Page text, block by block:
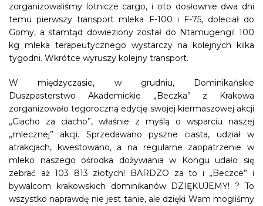
zorganizowaliśmy lotnicze cargo, i oto dosłownie dwa dni
temu pierwszy transport mleka F-100 i F-75, doleciał do
Gomy, a stamtąd dowieziony został do Ntamugengi! 100
kg mleka terapeutycznego wystarczy na kolejnych kilka
tygodni. Wkrótce wyruszy kolejny transport.
W międzyczasie, w grudniu, Dominikańskie
Duszpasterstwo Akademickie „Beczka” z Krakowa
zorganizowało tegoroczną edycję swojej kiermaszowej akcji
„Ciacho za ciacho”, właśnie z myślą o wsparciu naszej
„mlecznej” akcji. Sprzedawano pyszne ciasta, udział w
atrakcjach, kwestowano, a na regularne zaopatrzenie w
mleko naszego ośrodka dożywiania w Kongu udało się
zebrać aż 103 813 złotych! BARDZO za to i „Beczce” i
bywalcom krakowskich dominikanów DZIĘKUJEMY! ? To
wszystko naprawdę nie jest tanie, ale dzięki Wam mogliśmy